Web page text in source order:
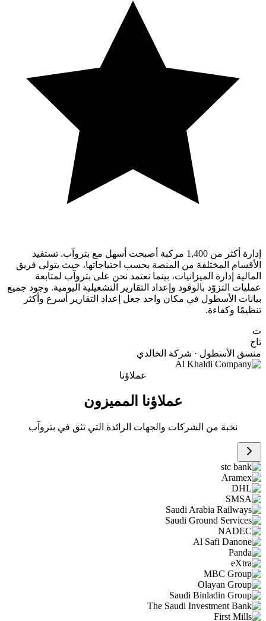
إدارة أكثر من 1,400 مركبة أصبحت أسهل مع بتروآب. تستفيد
الأقسام المختلفة من المنصة بحسب احتياجاتها، حيث يتولى فريق
المالية إدارة الميزانيات، بينما نعتمد نحن على بتروآب لمتابعة
عمليات التزوّد بالوقود وإعداد التقارير التشغيلية اليومية. وجود جميع
بيانات الأسطول في مكان واحد جعل إعداد التقارير أسرع وأكثر
تنظيمًا وكفاءة.
ت
تاج
منسق الأسطول · شركة الخالدي
عملاؤنا
عملاؤنا المميزون
نخبة من الشركات والجهات الرائدة التي تثق في بتروآب